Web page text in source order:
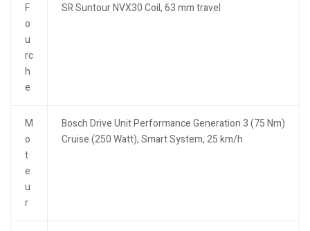
F
o
u
rc
h
e
SR Suntour NVX30 Coil, 63 mm travel
M
o
t
e
u
r
Bosch Drive Unit Performance Generation 3 (75 Nm)
Cruise (250 Watt), Smart System, 25 km/h